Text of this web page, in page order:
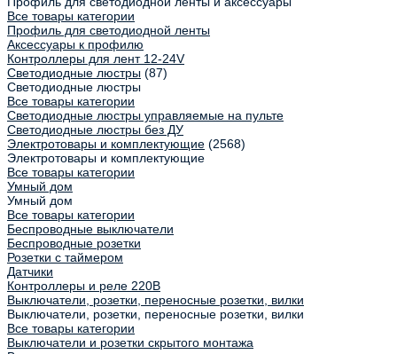
Все товары категории
Профиль для светодиодной ленты
Аксессуары к профилю
Контроллеры для лент 12-24V
Светодиодные люстры (87)
Светодиодные люстры
Все товары категории
Светодиодные люстры управляемые на пульте
Светодиодные люстры без ДУ
Электротовары и комплектующие (2568)
Электротовары и комплектующие
Все товары категории
Умный дом
Умный дом
Все товары категории
Беспроводные выключатели
Беспроводные розетки
Розетки с таймером
Датчики
Контроллеры и реле 220В
Выключатели, розетки, переносные розетки, вилки
Выключатели, розетки, переносные розетки, вилки
Все товары категории
Выключатели и розетки скрытого монтажа